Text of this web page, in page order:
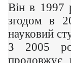
Він в 1997
згодом в
науковий
З 2005
продовжує